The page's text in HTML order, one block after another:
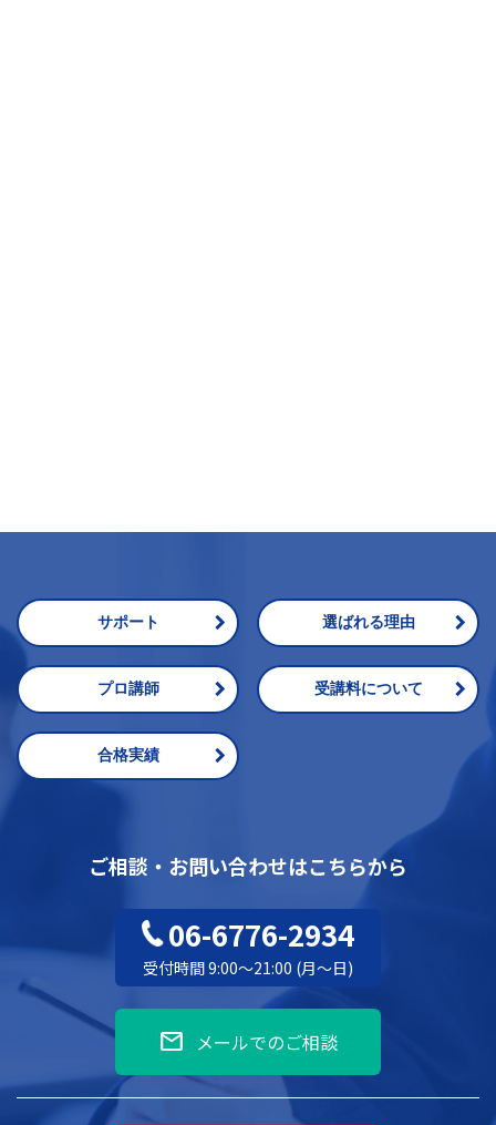
サポート 選ばれる理由
プロ講師 受講料について
合格実績
ご相談・お問い合わせはこちらから
06-6776-2934
受付時間 9:00～21:00 (月～日)
mail メールでのご相談